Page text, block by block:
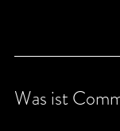
Was ist